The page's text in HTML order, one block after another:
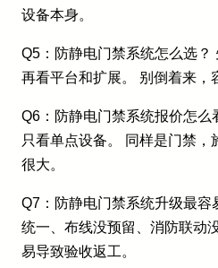
设备本身。
Q5：防静电门禁系统怎么选？
再看平台和扩展。 别倒着来，
Q6：防静电门禁系统报价怎么
只看单点设备。 同样是门禁，
很大。
Q7：防静电门禁系统升级最容
统一、布线没预留、消防联动
易导致验收返工。